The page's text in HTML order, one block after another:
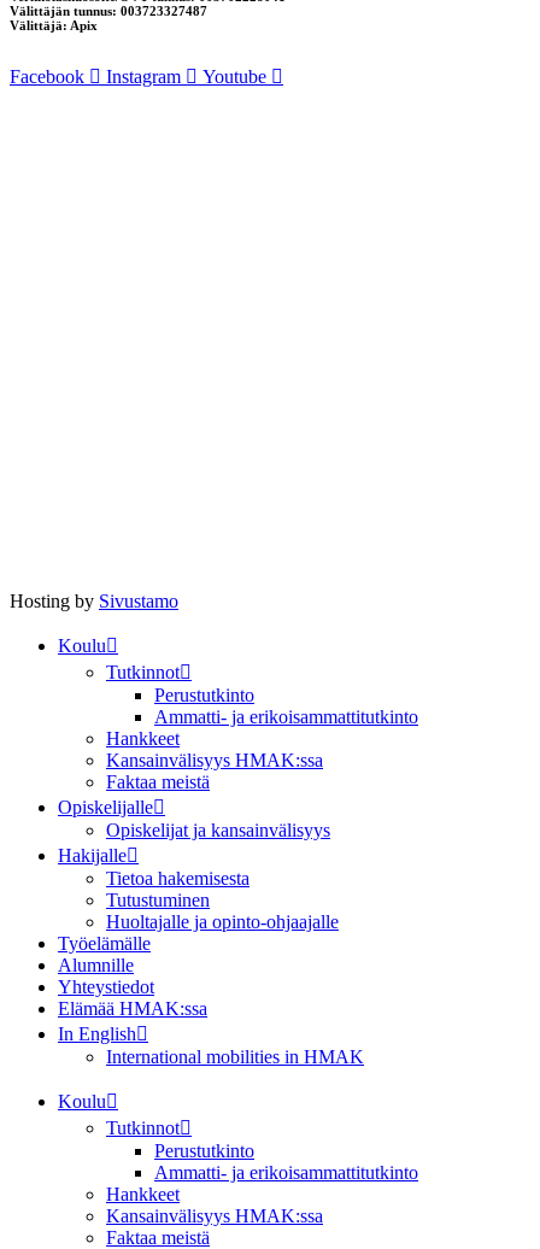
Välittäjän tunnus: 003723327487
Välittäjä: Apix
Facebook Instagram Youtube
Hosting by Sivustamo
Koulu
Tutkinnot
Perustutkinto
Ammatti- ja erikoisammattitutkinto
Hankkeet
Kansainvälisyys HMAK:ssa
Faktaa meistä
Opiskelijalle
Opiskelijat ja kansainvälisyys
Hakijalle
Tietoa hakemisesta
Tutustuminen
Huoltajalle ja opinto-ohjaajalle
Työelämälle
Alumnille
Yhteystiedot
Elämää HMAK:ssa
In English
International mobilities in HMAK
Koulu
Tutkinnot
Perustutkinto
Ammatti- ja erikoisammattitutkinto
Hankkeet
Kansainvälisyys HMAK:ssa
Faktaa meistä